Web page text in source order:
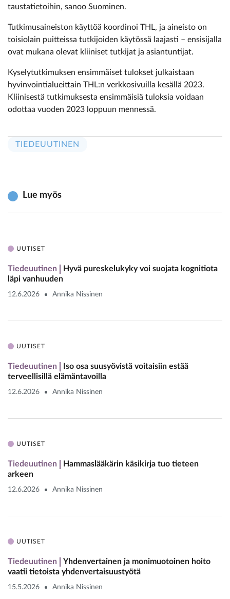
taustatietoihin, sanoo Suominen.
Tutkimusaineiston käyttöä koordinoi THL, ja aineisto on
toisiolain puitteissa tutkijoiden käytössä laajasti – ensisijalla
ovat mukana olevat kliiniset tutkijat ja asiantuntijat.
Kyselytutkimuksen ensimmäiset tulokset julkaistaan
hyvinvointialueittain THL:n verkkosivuilla kesällä 2023.
Kliinisestä tutkimuksesta ensimmäisiä tuloksia voidaan
odottaa vuoden 2023 loppuun mennessä.
TIEDEUUTINEN
Lue myös
UUTISET
Tiedeuutinen
Hyvä pureskelukyky voi suojata kognitiota
läpi vanhuuden
12.6.2026 Annika Nissinen
UUTISET
Tiedeuutinen
Iso osa suusyövistä voitaisiin estää
terveellisillä elämäntavoilla
12.6.2026 Annika Nissinen
UUTISET
Tiedeuutinen
Hammaslääkärin käsikirja tuo tieteen
arkeen
12.6.2026 Annika Nissinen
UUTISET
Tiedeuutinen
Yhdenvertainen ja monimuotoinen hoito
vaatii tietoista yhdenvertaisuustyötä
15.5.2026 Annika Nissinen